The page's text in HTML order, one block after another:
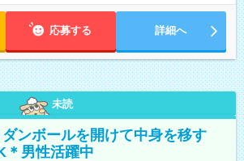
応募する 詳細へ
未読
ンボールを開けて中身を移す
＊男性活躍中